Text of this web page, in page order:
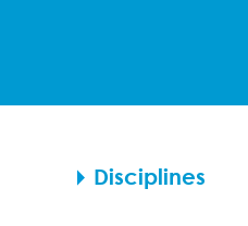
Disciplines